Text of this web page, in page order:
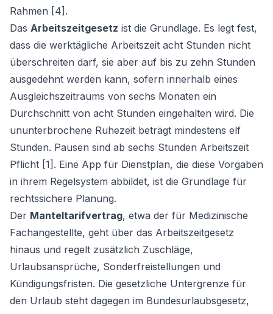
Rahmen [4].
Das Arbeitszeitgesetz ist die Grundlage. Es legt fest,
dass die werktägliche Arbeitszeit acht Stunden nicht
überschreiten darf, sie aber auf bis zu zehn Stunden
ausgedehnt werden kann, sofern innerhalb eines
Ausgleichszeitraums von sechs Monaten ein
Durchschnitt von acht Stunden eingehalten wird. Die
ununterbrochene Ruhezeit beträgt mindestens elf
Stunden. Pausen sind ab sechs Stunden Arbeitszeit
Pflicht [1]. Eine App für Dienstplan, die diese Vorgaben
in ihrem Regelsystem abbildet, ist die Grundlage für
rechtssichere Planung.
Der Manteltarifvertrag, etwa der für Medizinische
Fachangestellte, geht über das Arbeitszeitgesetz
hinaus und regelt zusätzlich Zuschläge,
Urlaubsansprüche, Sonderfreistellungen und
Kündigungsfristen. Die gesetzliche Untergrenze für
den Urlaub steht dagegen im Bundesurlaubsgesetz,